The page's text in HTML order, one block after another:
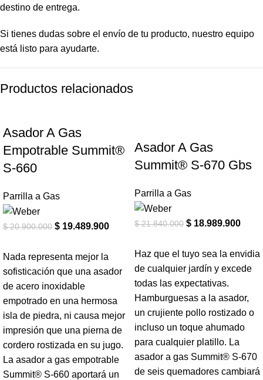
destino de entrega.
Si tienes dudas sobre el envío de tu producto, nuestro equipo
está listo para ayudarte.
Productos relacionados
Asador A Gas
Empotrable Summit®
S-660
Parrilla a Gas
$20.900.000 $ 19.489.900
Nada representa mejor la
sofisticación que una asador
de acero inoxidable
empotrado en una hermosa
isla de piedra, ni causa mejor
impresión que una pierna de
cordero rostizada en su jugo.
La asador a gas empotrable
Summit® S-660 aportará un
Asador A Gas
Summit® S-670 Gbs
Parrilla a Gas
$21.840.000 $ 18.989.900
Haz que el tuyo sea la envidia
de cualquier jardín y excede
todas las expectativas.
Hamburguesas a la asador,
un crujiente pollo rostizado o
incluso un toque ahumado
para cualquier platillo. La
asador a gas Summit® S-670
de seis quemadores cambiará